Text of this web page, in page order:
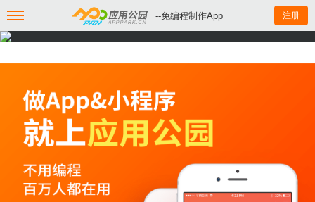
--免编程制作App 注册